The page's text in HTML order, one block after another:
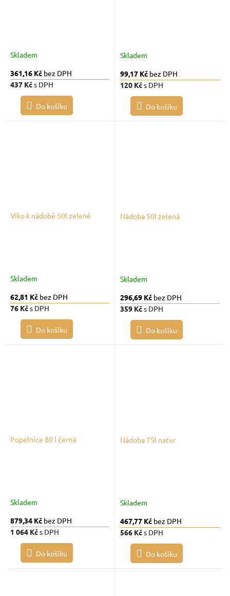
Skladem
361,16 Kč bez DPH
437 Kčs DPH
Do košíku
Skladem
99,17 Kč bez DPH
120 Kčs DPH
Do košíku
Víko k nádobě 50l zelené
Skladem
62,81 Kč bez DPH
76 Kčs DPH
Do košíku
Nádoba 50l zelená
Skladem
296,69 Kč bez DPH
359 Kčs DPH
Do košíku
Popelnice 80 l černá
Skladem
879,34 Kč bez DPH
1 064 Kčs DPH
Do košíku
Nádoba 75l natur
Skladem
467,77 Kč bez DPH
566 Kčs DPH
Do košíku